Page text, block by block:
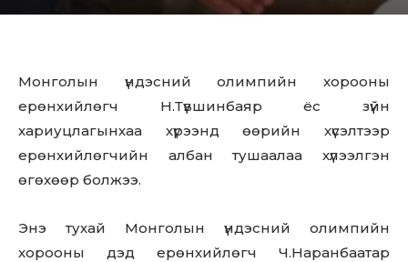
Монголын үндэсний олимпийн хорооны
ерөнхийлөгч Н.Түвшинбаяр ёс зүйн
хариуцлагынхаа хүрээнд өөрийн хүсэлтээр
ерөнхийлөгчийн албан тушаалаа хүлээлгэн
өгөхөөр болжээ.
Энэ тухай Монголын үндэсний олимпийн
хорооны дэд ерөнхийлөгч Ч.Наранбаатар